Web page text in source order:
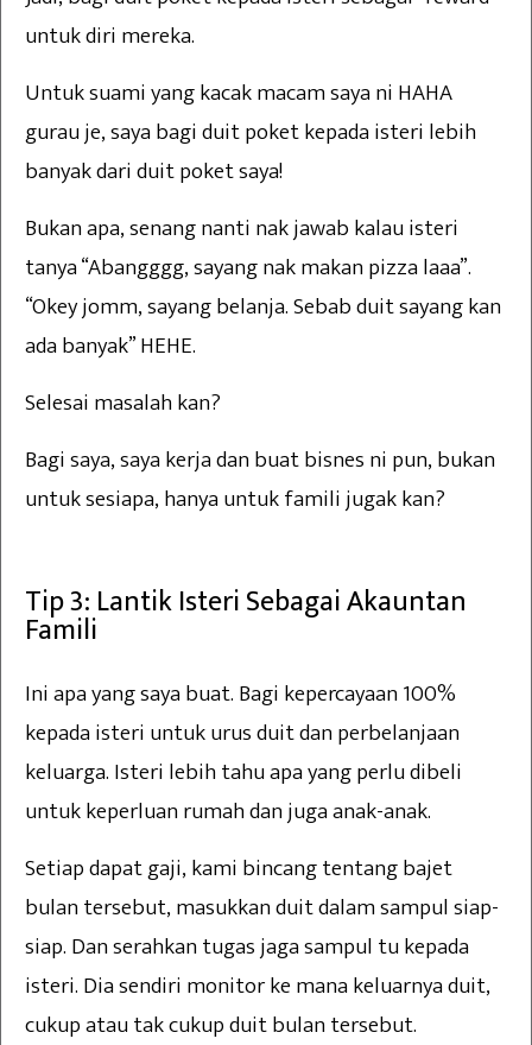
untuk diri mereka.
Untuk suami yang kacak macam saya ni HAHA
gurau je, saya bagi duit poket kepada isteri lebih
banyak dari duit poket saya!
Bukan apa, senang nanti nak jawab kalau isteri
tanya “Abangggg, sayang nak makan pizza laaa”.
“Okey jomm, sayang belanja. Sebab duit sayang kan
ada banyak” HEHE.
Selesai masalah kan?
Bagi saya, saya kerja dan buat bisnes ni pun, bukan
untuk sesiapa, hanya untuk famili jugak kan?
Tip 3: Lantik Isteri Sebagai Akauntan
Famili
Ini apa yang saya buat. Bagi kepercayaan 100%
kepada isteri untuk urus duit dan perbelanjaan
keluarga. Isteri lebih tahu apa yang perlu dibeli
untuk keperluan rumah dan juga anak-anak.
Setiap dapat gaji, kami bincang tentang bajet
bulan tersebut, masukkan duit dalam sampul siap-
siap. Dan serahkan tugas jaga sampul tu kepada
isteri. Dia sendiri monitor ke mana keluarnya duit,
cukup atau tak cukup duit bulan tersebut.